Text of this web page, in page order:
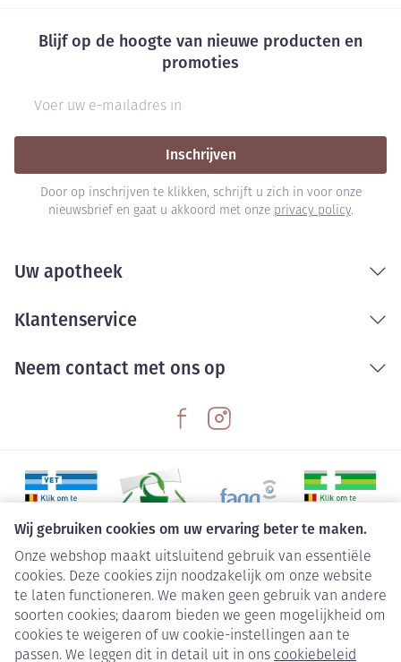
Wij gebruiken cookies om uw ervaring beter te maken.
Onze webshop maakt uitsluitend gebruik van essentiële
cookies. Deze cookies zijn noodzakelijk om onze website
te laten functioneren. We maken geen gebruik van andere
soorten cookies; daarom bieden we geen mogelijkheid om
cookies te weigeren of uw cookie-instellingen aan te
passen. We leggen dit in detail uit in ons cookiebeleid
Blijf op de hoogte van nieuwe producten en
promoties
Inschrijven
Door op inschrijven te klikken, schrijft u zich in voor onze
nieuwsbrief en gaat u akkoord met onze privacy policy.
Uw apotheek
Klantenservice
Neem contact met ons op
Juridische links